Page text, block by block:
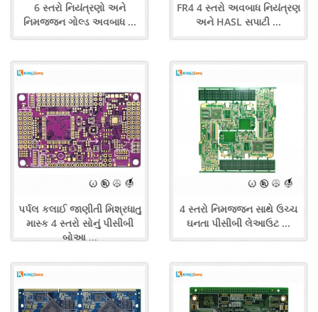
6 સ્તરો નિયંત્રણો અને
નિમજ્જન ગોલ્ડ અવબાધ ...
FR4 4 સ્તરો અવબાધ નિયંત્રણ
અને HASL સપાટી ...
પર્પલ કલાઈ જાણીતી મિશ્રધાતુ
માસ્ક 4 સ્તરો સોનું પીસીબી
બોઆ ...
4 સ્તરો નિમજ્જન સાથે ઉચ્ચ
ઘનતા પીસીબી લેઆઉટ ...